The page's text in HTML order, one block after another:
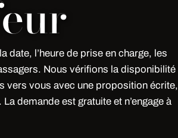
date, l’heure de prise en charge, les
Nous vérifions la disponibilité
vers vous avec une proposition écrite,
demande est gratuite et n’engage à